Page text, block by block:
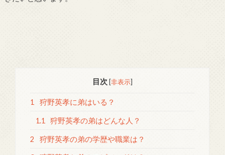
目次 [非表示]
1 狩野英孝に弟はいる？
1.1 狩野英孝の弟はどんな人？
2 狩野英孝の弟の学歴や職業は？